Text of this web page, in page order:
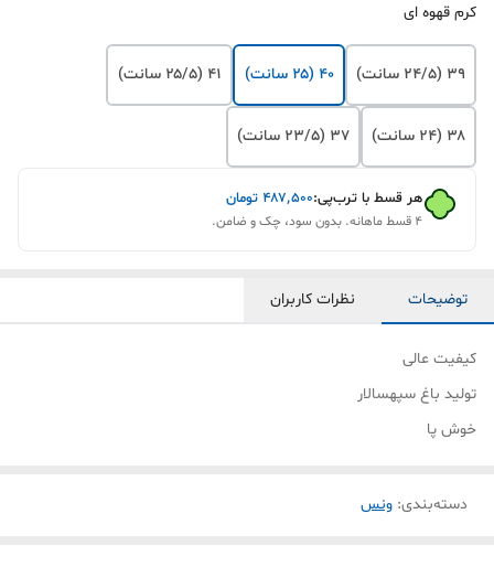
کرم قهوه ای
۳۹ (۲۴/۵ سانت) ۴۰ (۲۵ سانت) ۴۱ (۲۵/۵ سانت)
۳۸ (۲۴ سانت) ۳۷ (۲۳/۵ سانت)
هر قسط با ترب‌پی:۴۸۷٬۵۰۰ تومان
۴ قسط ماهانه. بدون سود، چک و ضامن.
توضیحات نظرات کاربران
کیفیت عالی
تولید باغ سپهسالار
خوش پا
دسته‌بندی: ونس